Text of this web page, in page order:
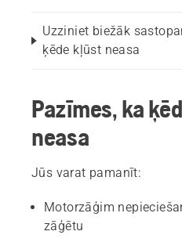
Uzziniet biežāk
ķēde kļūst neasa
Pazīmes, ka
neasa
Jūs varat pamanīt:
Motorzāģim
zāģētu